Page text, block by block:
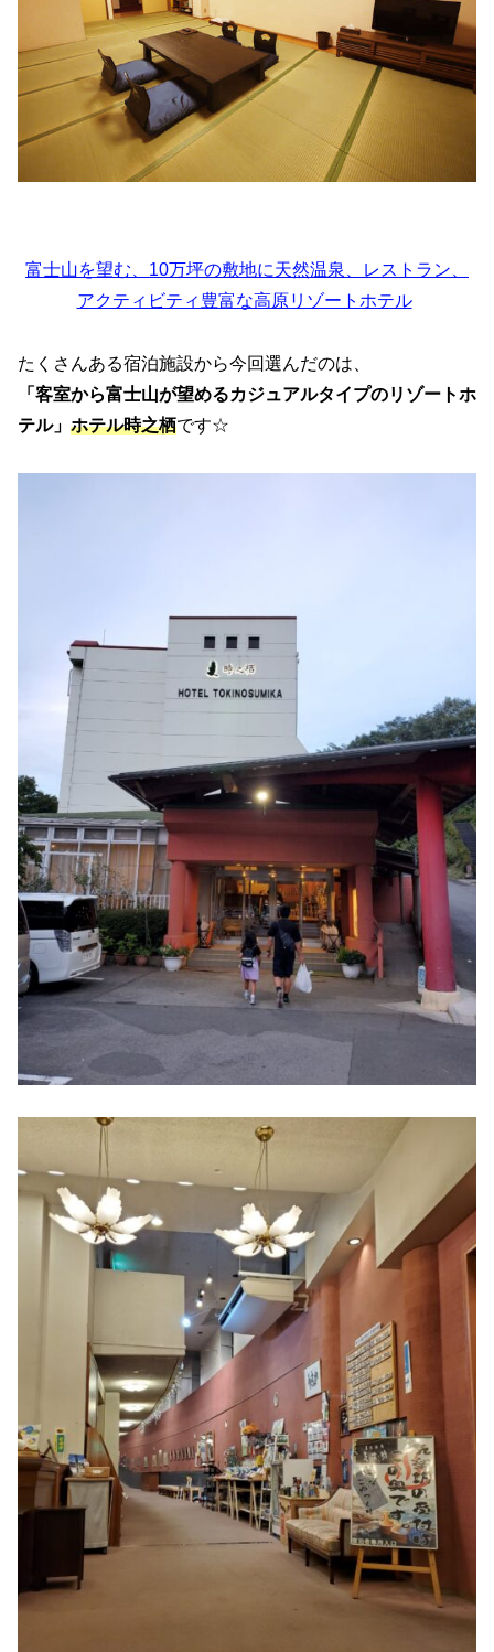
富士山を望む、10万坪の敷地に天然温泉、レストラン、
アクティビティ豊富な高原リゾートホテル
たくさんある宿泊施設から今回選んだのは、
「客室から富士山が望めるカジュアルタイプのリゾートホ
テル」 ホテル時之栖です☆